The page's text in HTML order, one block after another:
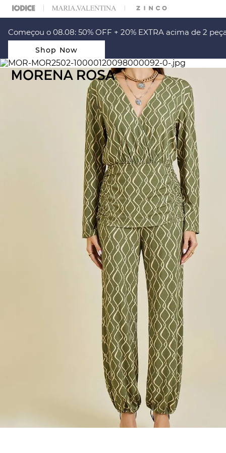
ESCOLHER SEU LOOK?FALE COM NOSSA PERSONAL SHOPPER.
Começou o 08.08: 50% OFF + 20% EXTRA acima de 2
Shop Now